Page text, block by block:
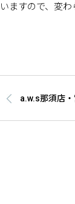
いますので、変
a.w.s那須店・